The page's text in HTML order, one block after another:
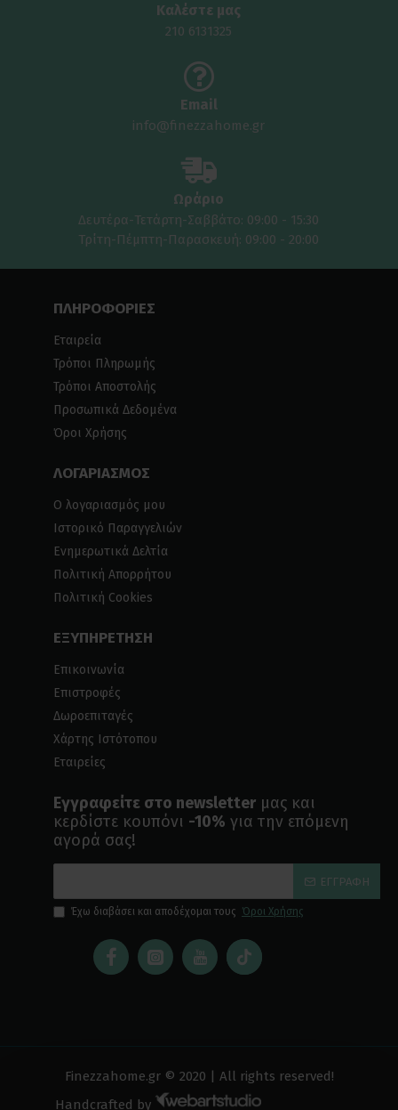
Καλέστε μας
210 6131325
Email
info@finezzahome.gr
Ωράριο
Δευτέρα-Τετάρτη-Σαββάτο: 09:00 - 15:30
Τρίτη-Πέμπτη-Παρασκευή: 09:00 - 20:00
ΠΛΗΡΟΦΟΡΙΕΣ
Εταιρεία
Τρόποι Πληρωμής
Τρόποι Αποστολής
Προσωπικά Δεδομένα
Όροι Χρήσης
ΛΟΓΑΡΙΑΣΜΟΣ
Ο λογαριασμός μου
Ιστορικό Παραγγελιών
Ενημερωτικά Δελτία
Πολιτική Απορρήτου
Πολιτική Cookies
ΕΞΥΠΗΡΕΤΗΣΗ
Επικοινωνία
Επιστροφές
Δωροεπιταγές
Χάρτης Ιστότοπου
Εταιρείες
Εγγραφείτε στο newsletter μας και
κερδίστε κουπόνι -10% για την επόμενη
αγορά σας!
ΕΓΓΡΑΦΉ
Έχω διαβάσει και αποδέχομαι τους Όροι Χρήσης
Finezzahome.gr © 2020 | All rights reserved!
Handcrafted by